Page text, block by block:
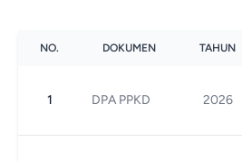
NO. DOKUMEN TAHUN
1 DPA PPKD 2026